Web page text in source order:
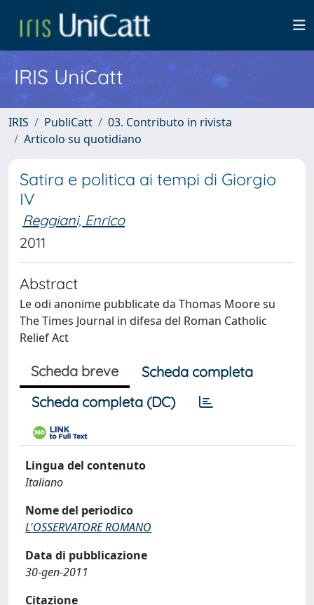
IRIS UniCatt
IRIS PubliCatt
03. Contributo in rivista
Articolo su quotidiano
Satira e politica ai tempi di Giorgio
IV
Reggiani, Enrico
2011
Abstract
Le odi anonime pubblicate da Thomas Moore su
The Times Journal in difesa del Roman Catholic
Relief Act
Scheda breve
Scheda completa
Scheda completa (DC)
Lingua del contenuto
Italiano
Nome del periodico
L'OSSERVATORE ROMANO
Data di pubblicazione
30-gen-2011
Citazione